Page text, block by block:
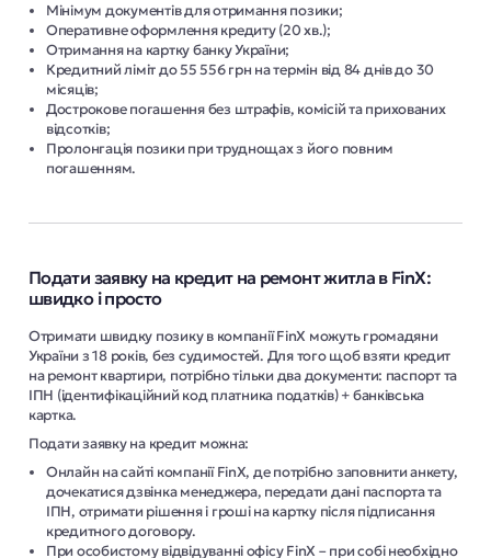
Мінімум документів для отримання позики;
Оперативне оформлення кредиту (20 хв.);
Отримання на картку банку України;
Кредитний ліміт до 55 556 грн на термін від 84 днів до 30
місяців;
Дострокове погашення без штрафів, комісій та прихованих
відсотків;
Пролонгація позики при труднощах з його повним
погашенням.
Подати заявку на кредит на ремонт житла в FinX:
швидко і просто
Отримати швидку позику в компанії FinX можуть громадяни
України з 18 років, без судимостей. Для того щоб взяти кредит
на ремонт квартири, потрібно тільки два документи: паспорт та
ІПН (ідентифікаційний код платника податків) + банківська
картка.
Подати заявку на кредит можна:
Онлайн на сайті компанії FinX, де потрібно заповнити анкету,
дочекатися дзвінка менеджера, передати дані паспорта та
ІПН, отримати рішення і гроші на картку після підписання
кредитного договору.
При особистому відвідуванні офісу FinX – при собі необхідно